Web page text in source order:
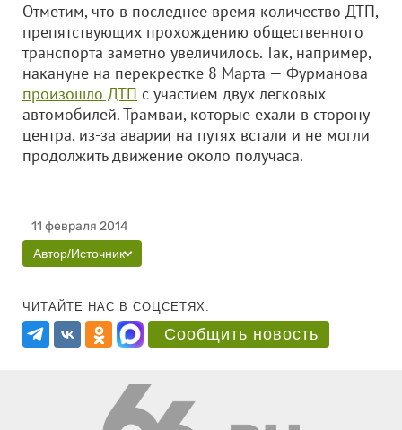
Отметим, что в последнее время количество ДТП,
препятствующих прохождению общественного
транспорта заметно увеличилось. Так, например,
накануне на перекрестке 8 Марта — Фурманова
произошло ДТП с участием двух легковых
автомобилей. Трамваи, которые ехали в сторону
центра, из-за аварии на путях встали и не могли
продолжить движение около получаса.
11 февраля 2014
Автор/Источник
ЧИТАЙТЕ НАС В СОЦСЕТЯХ:
Сообщить новость